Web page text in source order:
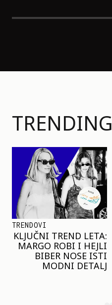
TRENDING
SHOPPING
JOŠ JE RANO ZA JAKNE
– ALI U RESERVED JE
STIGAO MODEL KOJI
ĆE BITI VELIKI TREND